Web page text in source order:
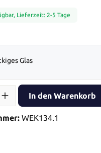
Lieferzeit: 2-5 Tage
Glas
Gib den gewünschten
In den Warenkorb
WEK134.1